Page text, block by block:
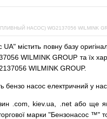
НАСОС) WG2137056 WILMINK
UA" містить повну базу
WILMINK GROUP та їх
WILMINK GROUP.
бензо насос електричний у нас
.com kiev.ua .net або ще
марки "Бензонасос ™"